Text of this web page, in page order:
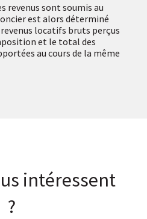
revenus sont soumis au
est alors déterminé
locatifs bruts perçus
et le total des
au cours de la même
intéressent
?